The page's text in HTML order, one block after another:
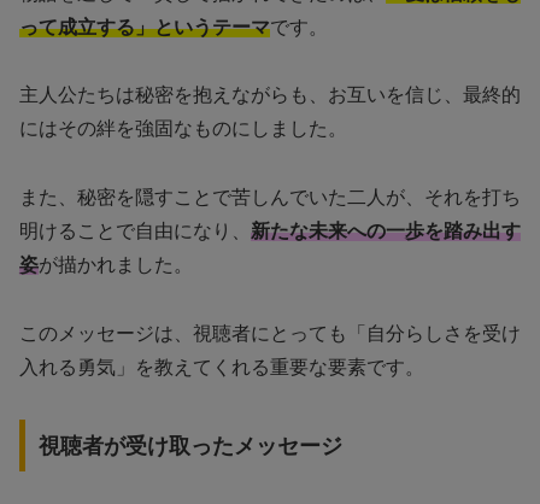
って成立する」というテーマです。
主人公たちは秘密を抱えながらも、お互いを信じ、最終的
にはその絆を強固なものにしました。
また、秘密を隠すことで苦しんでいた二人が、それを打ち
明けることで自由になり、 新たな未来への一歩を踏み出す
姿が描かれました。
このメッセージは、視聴者にとっても「自分らしさを受け
入れる勇気」を教えてくれる重要な要素です。
視聴者が受け取ったメッセージ